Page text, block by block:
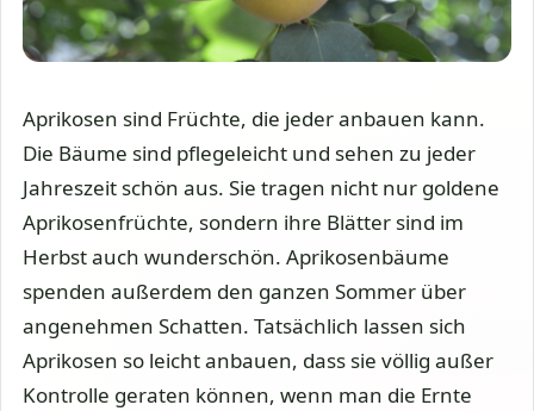
Aprikosen sind Früchte, die jeder anbauen kann.
Die Bäume sind pflegeleicht und sehen zu jeder
Jahreszeit schön aus. Sie tragen nicht nur goldene
Aprikosenfrüchte, sondern ihre Blätter sind im
Herbst auch wunderschön. Aprikosenbäume
spenden außerdem den ganzen Sommer über
angenehmen Schatten. Tatsächlich lassen sich
Aprikosen so leicht anbauen, dass sie völlig außer
Kontrolle geraten können, wenn man die Ernte